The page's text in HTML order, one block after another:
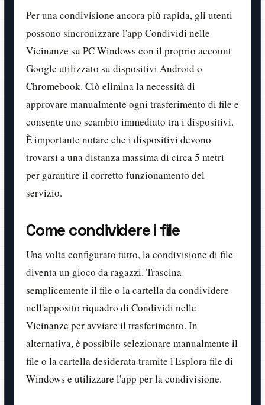
Per una condivisione ancora più rapida, gli utenti
possono sincronizzare l'app Condividi nelle
Vicinanze su PC Windows con il proprio account
Google utilizzato su dispositivi Android o
Chromebook. Ciò elimina la necessità di
approvare manualmente ogni trasferimento di file e
consente uno scambio immediato tra i dispositivi.
È importante notare che i dispositivi devono
trovarsi a una distanza massima di circa 5 metri
per garantire il corretto funzionamento del
servizio.
Come condividere i file
Una volta configurato tutto, la condivisione di file
diventa un gioco da ragazzi. Trascina
semplicemente il file o la cartella da condividere
nell'apposito riquadro di Condividi nelle
Vicinanze per avviare il trasferimento. In
alternativa, è possibile selezionare manualmente il
file o la cartella desiderata tramite l'Esplora file di
Windows e utilizzare l'app per la condivisione.